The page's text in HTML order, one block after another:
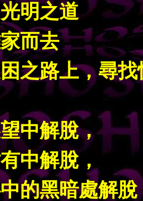
明之道
而去
之路上，尋找
中解脫，
中解脫，
的黑暗處解脫